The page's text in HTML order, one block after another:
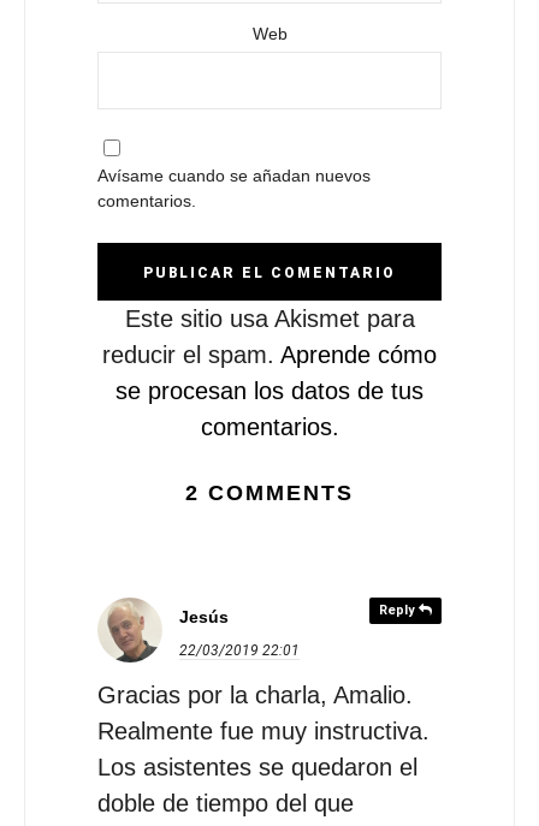
Web
Avísame cuando se añadan nuevos
comentarios.
Este sitio usa Akismet para
reducir el spam. Aprende cómo
se procesan los datos de tus
comentarios.
2 COMMENTS
Reply
Jesús
22/03/2019 22:01
Gracias por la charla, Amalio.
Realmente fue muy instructiva.
Los asistentes se quedaron el
doble de tiempo del que